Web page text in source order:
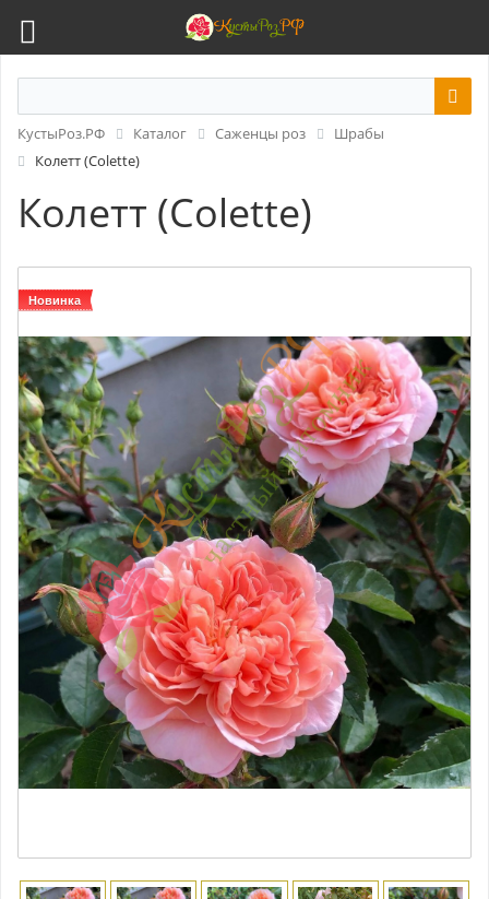
КустыРоз.РФ Каталог Саженцы роз
Шрабы
Колетт (Colette)
Колетт (Colette)
Новинка